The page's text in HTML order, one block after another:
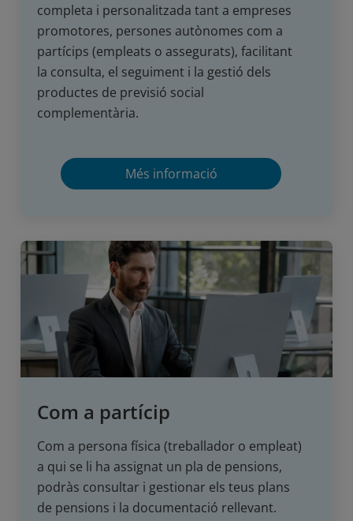
completa i personalitzada tant a empreses
promotores, persones autònomes com a
partícips (empleats o assegurats), facilitant
la consulta, el seguiment i la gestió dels
productes de previsió social
complementària.
Més informació
Com a partícip
Com a persona física (treballador o empleat)
a qui se li ha assignat un pla de pensions,
podràs consultar i gestionar els teus plans
de pensions i la documentació rellevant.